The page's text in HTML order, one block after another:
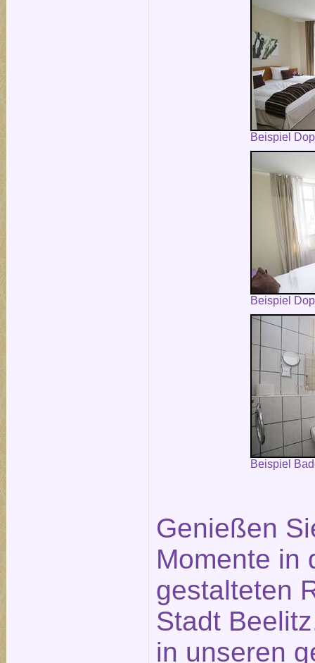
Beispiel
Beispiel
Beispiel
Genießen
Momente in
gestalteten
Stadt
in unseren